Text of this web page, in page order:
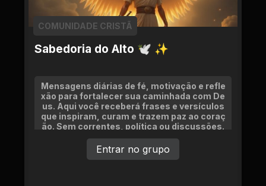
Sabedoria do Alto 🕊 ✨
COMUNIDADE CRISTÃ
Mensagens diárias de fé, motivação e refle
xão para fortalecer sua caminhada com De
us. Aqui você receberá frases e versículos
que inspiram, curam e trazem paz ao coraç
ão. Sem correntes, política ou discussões.
Só palavras que edificam e renovam a alma.
Entrar no grupo